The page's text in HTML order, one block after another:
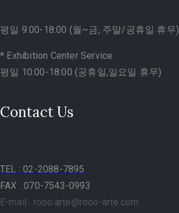
평일 9:00-18:00 (월~금, 주말/공휴일 휴무)
* Exhibition Center Service
평일 10:00-18:00 (공휴일,일요일 휴무)
Contact Us
TEL : 02-2088-7895
FAX : 070-7543-0993
E-mail : rooo.arte@rooo-arte.com